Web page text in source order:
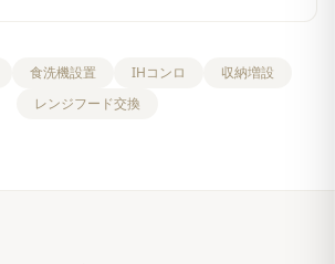
食洗機設置 IHコンロ
収納増設
レンジフード交換